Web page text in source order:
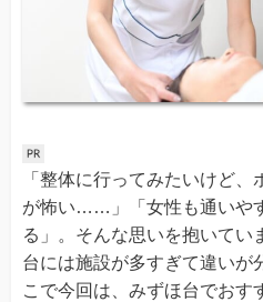
「整体に行ってみたいけど
が怖い……」「女性も通いや
る」。そんな思いを抱いてい
台には施設が多すぎて違いが
こで今回は、みずほ台でおす